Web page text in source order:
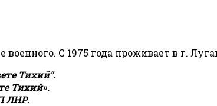
военного. С 1975 года проживает в г.
Тихий".
Тихий».
ЛНР.